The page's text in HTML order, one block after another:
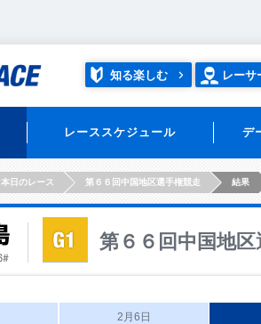
知る楽しむ レーサ
レーススケジュール デ
本日のレース 第６６回中国地区選手権競走 結果
第６６回中国地
2月6日